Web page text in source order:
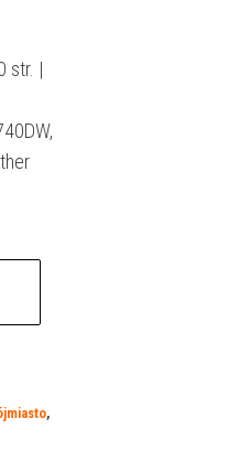
str. |
,